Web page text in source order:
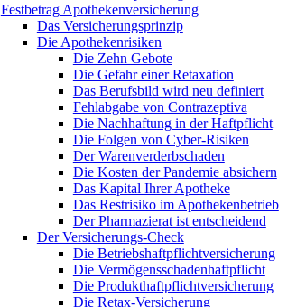
Festbetrag Apothekenversicherung
Das Versicherungsprinzip
Die Apothekenrisiken
Die Zehn Gebote
Die Gefahr einer Retaxation
Das Berufsbild wird neu definiert
Fehlabgabe von Contrazeptiva
Die Nachhaftung in der Haftpflicht
Die Folgen von Cyber-Risiken
Der Warenverderbschaden
Die Kosten der Pandemie absichern
Das Kapital Ihrer Apotheke
Das Restrisiko im Apothekenbetrieb
Der Pharmazierat ist entscheidend
Der Versicherungs-Check
Die Betriebshaftpflichtversicherung
Die Vermögensschadenhaftpflicht
Die Produkthaftpflichtversicherung
Die Retax-Versicherung